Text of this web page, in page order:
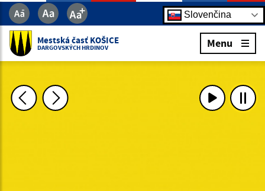
Slovenčina
Mestská časť KOŠICE
DARGOVSKÝCH HRDINOV Menu